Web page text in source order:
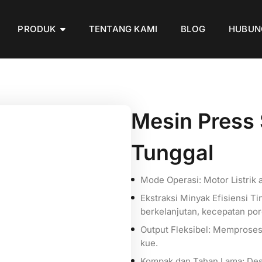
PRODUK TENTANG KAMI BLOG
Mesin
Tunggal
Mode Operasi: Motor Listrik
Ekstraksi Minyak Efisiensi
berkelanjutan, kecepatan
Output Fleksibel:
kue.